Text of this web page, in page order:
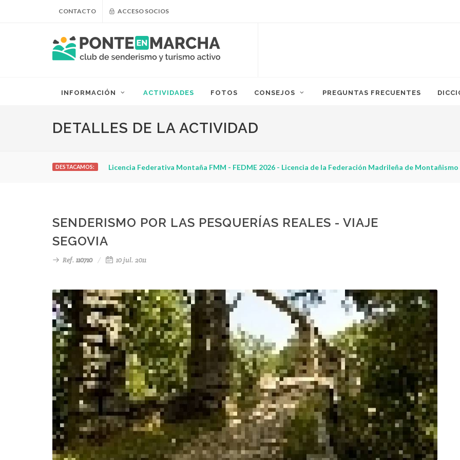
CONTACTO ACCESO SOCIOS
INFORMACIÓN ACTIVIDADES FOTOS CONSEJOS PREGUNTAS FRECUENTES
DETALLES DE LA ACTIVIDAD
DESTACAMOS: Licencia Federativa Montaña FMM - FEDME 2026 - Licencia de la Federación Madrileña de Montañismo
SENDERISMO POR LAS PESQUERÍAS REALES - VIAJE
SEGOVIA
Ref. 110710 10 jul. 2011